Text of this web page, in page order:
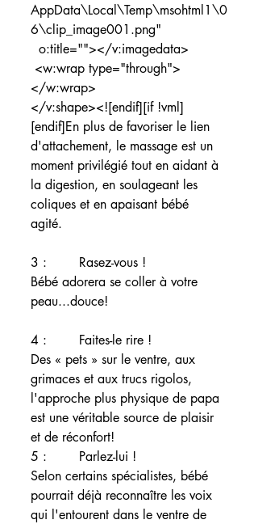
AppData\Local\Temp\msohtml1\0
6\clip_image001.png"
  o:title=""></v:imagedata>
</w:wrap>
</v:shape><![endif][if !vml]
[endif]En plus de favoriser le lien
d'attachement, le massage est un
moment privilégié tout en aidant à
la digestion, en soulageant les
coliques et en apaisant bébé
agité.
3 :        Rasez-vous !
Bébé adorera se coller à votre
peau...douce!
4 :        Faites-le rire !
Des « pets » sur le ventre, aux
grimaces et aux trucs rigolos,
l'approche plus physique de papa
est une véritable source de plaisir
et de réconfort!
5 :        Parlez-lui !
Selon certains spécialistes, bébé
pourrait déjà reconnaître les voix
qui l'entourent dans le ventre de